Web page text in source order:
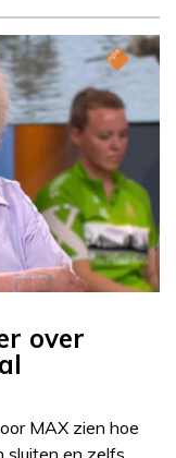
over
MAX zien hoe